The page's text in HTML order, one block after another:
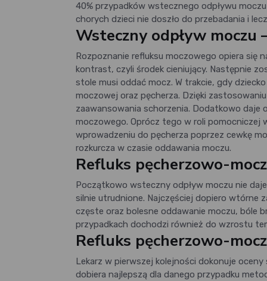
40% przypadków wstecznego odpływu
chorych dzieci nie doszło do przebadania i
Wsteczny odpływ moczu
Rozpoznanie refluksu moczowego opiera się
kontrast, czyli środek cieniujący. Następnie
stole musi oddać mocz. W trakcie, gdy
moczowej oraz pęcherza. Dzięki
zaawansowania schorzenia. Dodatkowo daje
moczowego. Oprócz tego w roli pomocniczej
wprowadzeniu do pęcherza poprzez cewkę
rozkurcza w czasie oddawania moczu.
Refluks pęcherzowo-
Początkowo wsteczny odpływ moczu nie
silnie utrudnione. Najczęściej dopiero wtórne
częste oraz bolesne oddawanie moczu, bóle
przypadkach dochodzi również do wzrostu
Refluks pęcherzowo-
Lekarz w pierwszej kolejności dokonuje
dobiera najlepszą dla danego przypadku